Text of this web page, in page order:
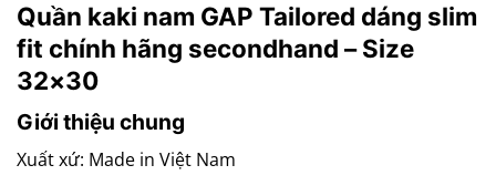
Quần kaki nam GAP Tailored dáng slim
fit chính hãng secondhand – Size
32×30
Giới thiệu chung
Xuất xứ: Made in Việt Nam